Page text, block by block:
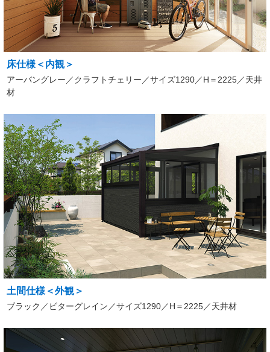
床仕様＜内観＞
アーバングレー／クラフトチェリー／サイズ1290／H＝2225／天井
材
土間仕様＜外観＞
ブラック／ビターグレイン／サイズ1290／H＝2225／天井材